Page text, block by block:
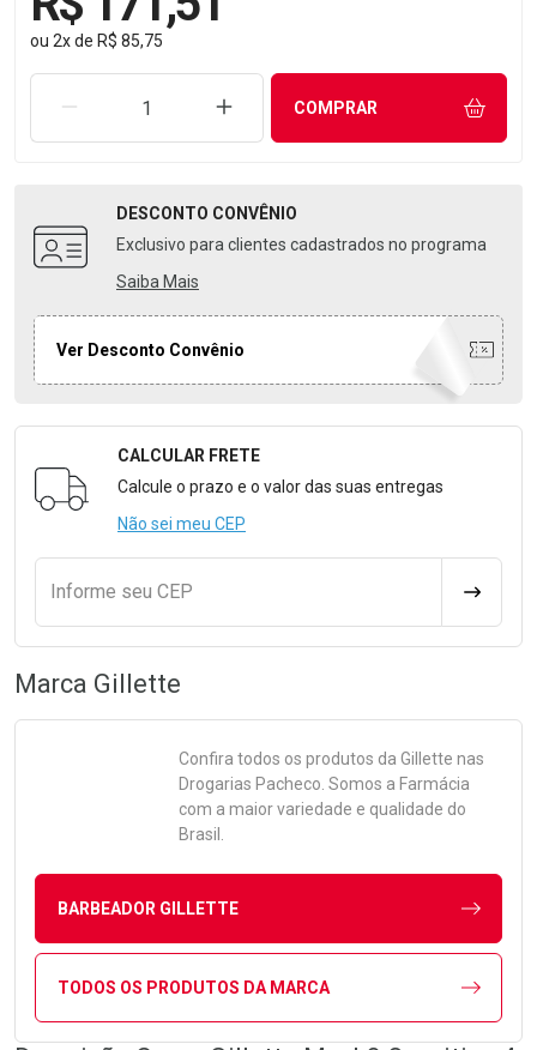
ou 2xde R$ 85,75
REMOVER UMA UNIDADEAUMENTAR UMA UNIDADE
COMPRAR
DESCONTO CONVÊNIO
Exclusivo para clientes cadastrados no programa
Saiba Mais
Ver Desconto Convênio
Formulário para Calcular o Frete
CALCULAR FRETE
Calcule o prazo e o valor das suas entregas
Não sei meu CEP
Informe seu CEP
Marca Gillette
Confira todos os produtos da Gillette nas
Drogarias Pacheco. Somos a Farmácia
com a maior variedade e qualidade do
Brasil.
BARBEADOR GILLETTE
TODOS OS PRODUTOS DA MARCA